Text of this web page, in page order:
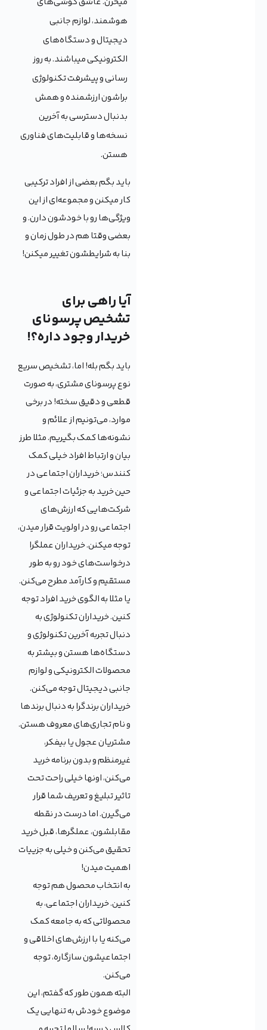
هوشمند، لوازم جانبی
دیجیتال و دستگاه‌های
الکترونیکی میباشند. به روز
رسانی و پیشرفت تکنولوژی
براشون ارزشمنده و همش
بدنبال دسترسی به آخرین
نسخه‌ها و قابلیت‌های فناوری
هستن.
باید بگم بعضی از افراد ترکیبی
کار میکنن و مجموعه‌ای از این
ویژگی‌ها رو با خودشون دارن. و
بعضی وقتا هم در طول زمان و
بنا به شرایطشون تغییر میکنن!
آیا راهی برای
تشخیص پرسونای
خریدار وجود داره؟!
باید بگم بله! اما، تشخیص سریع
نوع پرسونای مشتری، به صورت
قطعی و دقیق سخته! در برخی
موارد، می‌تونیم از علائم و
نشونه‌ها کمک بگیریم. مثلا طرز
بیان و ارتباط افراد خیلی کمک
کنندس؛ خریداران اجتماعی در
حین خرید به جزئیات اجتماعی و
شرکت‌هایی که ارزش‌های
اجتماعی رو در اولویت قرار میدن،
توجه میکنن. خریداران عملگرا
درخواست‌های خود رو به طور
مستقیم و کارآمد مطرح می‌کنن.
یا مثلا به الگوی خرید افراد توجه
کنین. خریداران تکنولوژی به
دنبال تجربه آخرین تکنولوژی و
دستگاه‌ها هستن و بیشتر به
محصولات الکترونیکی و لوازم
جانبی دیجیتال توجه می‌کنن.
خریداران برندگرا به دنبال برندها
و نام تجاری‌های معروف هستن.
مشتریان عجول یا بیفکر،
غیرمنظم و بدون برنامه خرید
می‌کنن، اونها خیلی راحت تحت
تاثیر تبلیغ و تعریف شما قرار
می‌گیرن. اما درست در نقطه
مقابلشون، عملگرها، قبل خرید
تحقیق می‌کنن و خیلی به جزییات
اهمیت میدن!
به انتخاب محصول هم توجه
کنین. خریداران اجتماعی، به
محصولاتی که به جامعه کمک
می‌کنه یا با ارزش‌های اخلاقی و
اجتماعیشون سازگاره، توجه
می‌کنن.
البته همون طور که گفتم، این
موضوع خودش به تنهایی یک